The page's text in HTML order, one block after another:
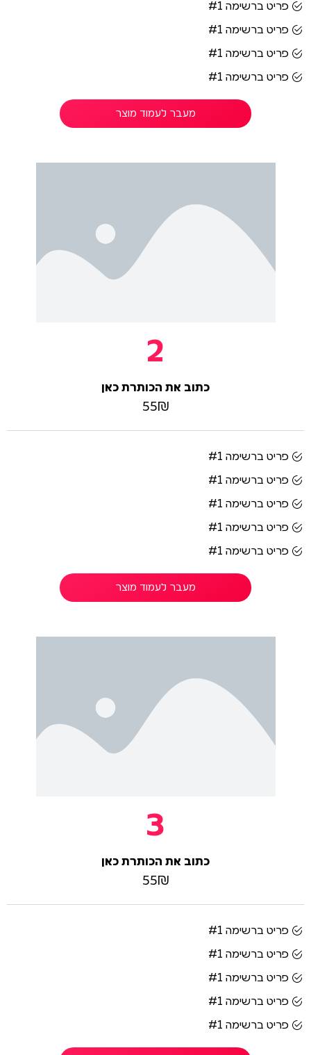
פריט ברשימה #1
פריט ברשימה #1
פריט ברשימה #1
פריט ברשימה #1
מעבר לעמוד מוצר
2
כתוב את הכותרת כאן
55₪
פריט ברשימה #1
פריט ברשימה #1
פריט ברשימה #1
פריט ברשימה #1
פריט ברשימה #1
מעבר לעמוד מוצר
3
כתוב את הכותרת כאן
55₪
פריט ברשימה #1
פריט ברשימה #1
פריט ברשימה #1
פריט ברשימה #1
פריט ברשימה #1